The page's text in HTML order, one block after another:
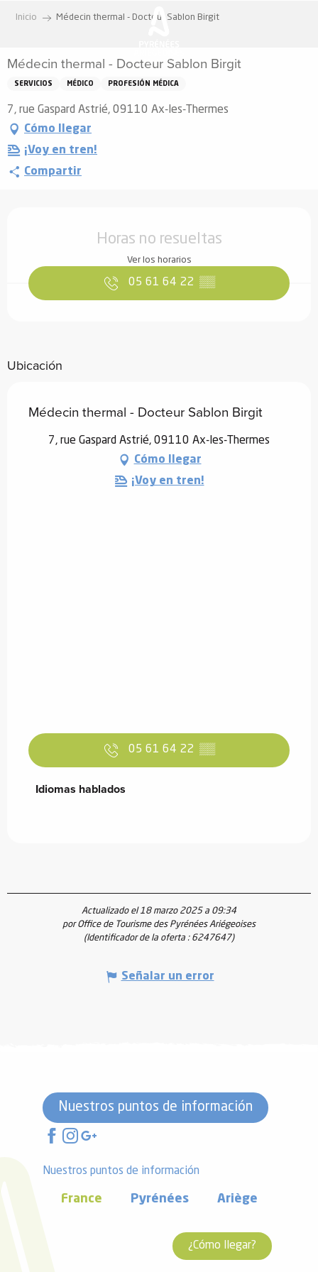
principal
Inicio Médecin thermal - Docteur Sablon Birgit
Médecin thermal - Docteur Sablon Birgit
SERVICIOS MÉDICO PROFESIÓN MÉDICA
7, rue Gaspard Astrié, 09110 Ax-les-Thermes
Cómo llegar
¡Voy en tren!
Compartir
Horas no resueltas
Ver los horarios
05 61 64 22 ▒▒
Ubicación
Médecin thermal - Docteur Sablon Birgit
7, rue Gaspard Astrié, 09110 Ax-les-Thermes
Cómo llegar
¡Voy en tren!
05 61 64 22 ▒▒
Idiomas hablados
Idiomas hablados
Actualizado el 18 marzo 2025 a 09:34
por Office de Tourisme des Pyrénées Ariégeoises
(Identificador de la oferta : 6247647)
Señalar un error
Nuestros puntos de información
Nuestros puntos de información
France Pyrénées Ariège
¿Cómo llegar?